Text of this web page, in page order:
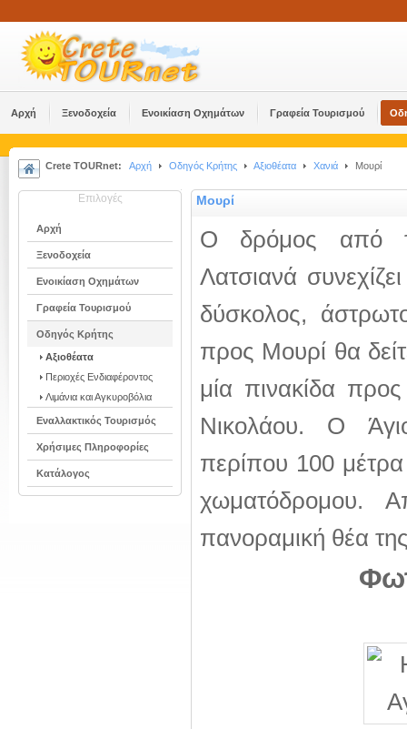
Αρχή Ξενοδοχεία Ενοικίαση Οχημάτων Γραφεία Τουρισμού
Crete TOURnet: Αρχή Οδηγός Κρήτης Αξιοθέατα Χανιά Μουρί
Επιλογές
Αρχή
Ξενοδοχεία
Ενοικίαση Οχημάτων
Γραφεία Τουρισμού
Οδηγός Κρήτης
Αξιοθέατα
Περιοχές Ενδιαφέροντος
Λιμάνια και Αγκυροβόλια
Εναλλακτικός Τουρισμός
Χρήσιμες Πληροφορίες
Κατάλογος
Μουρί
Ο δρόμος
Λατσιανά
δύσκολος,
προς Μουρί θα
μία πινακίδα
Νικολάου. Ο
περίπου 100
χωματόδρομου.
πανοραμική θέα